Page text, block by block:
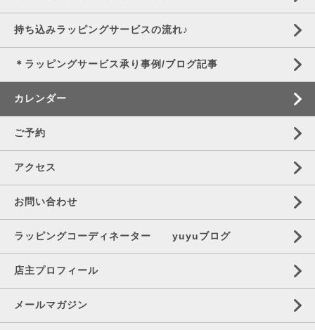
持ち込みラッピングサービスの流れ♪
＊ラッピングサービス承り事例/ブログ記事
カレンダー
ご予約
アクセス
お問い合わせ
ラッピングコーディネーター yuyuブログ
店主プロフィール
メールマガジン